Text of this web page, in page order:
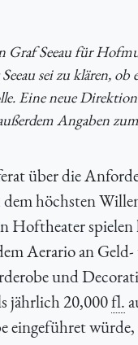
Graf Seeau für
sei zu klären,
Eine neue Direktion
Angaben
über die
höchsten
Hoftheater spielen
Aerario an
und
jährlich 20,000fl.
eingeführet